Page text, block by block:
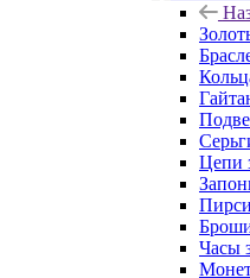
Цепи
Часы